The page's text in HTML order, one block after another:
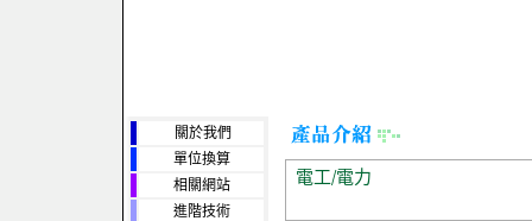
關於我們
單位換算
相關網站
進階技術
電工/電力